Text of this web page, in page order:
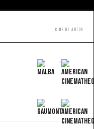
Cine de autor
×
×